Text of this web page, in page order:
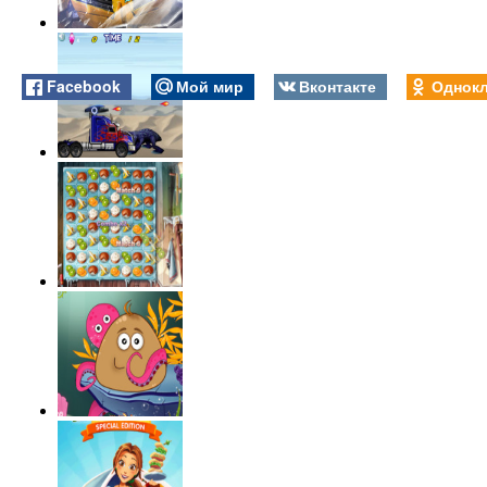
Facebook Мой мир Вконтакте